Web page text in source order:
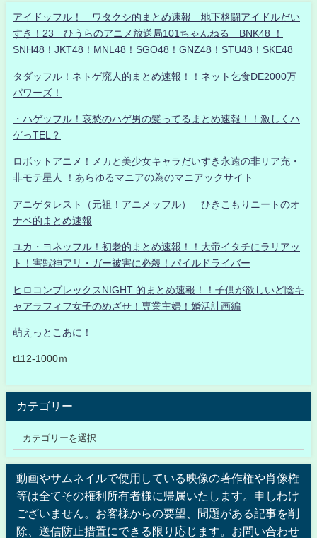
アイドッフル！ ワタクシ的まとめ速報 地下格闘アイドルだい
すき！23 ひうらのアニメ放送局101ちゃんねる BNK48 ！
SNH48！JKT48！MNL48！SGO48！GNZ48！STU48！SKE48
タダッフル！ネトゲ廃人的まとめ速報！！ネット乞食DE2000万
パワーズ！
・ハゲッフル！哀愁のハゲ男の髪ってるまとめ速報！！激しくハ
ゲっTEL？
ロボットアニメ！メカと美少女キャラだいすき永遠の非リア充・
非モテ星人 ！あらゆるマニアの為のマニアックサイト
アニゲタレスト（元祖！アニメッフル） ひきこもりニートのオ
ナベ的まとめ速報
ユカ・ヨネッフル！初老的まとめ速報！！大帝イタチにラリアッ
ト！害獣神アリ・ガー被害に必殺！パイルドライバー
ヒロコンプレックスNIGHT 的まとめ速報！！子供が欲しいど陰キ
ャアラフィフ女子のめざせ！専業主婦！婚活計画編
萌えっとこあに！
t112-1000ｍ
カテゴリー
動画やサムネイルで使用している映像の著作権や肖像権
等は全てその権利所有者様に帰属いたします。申しわけ
ございません。お客様からの要望、問題がある記事を削
除、送信防止措置にできる限り応じます。お問い合わせ